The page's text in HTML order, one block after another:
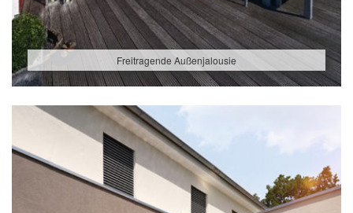
Freitragende Außenjalousie